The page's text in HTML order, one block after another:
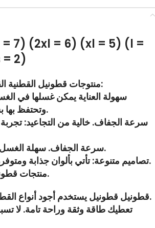
7) (2xl = 6) (xl = 5) (l =
2)
منتوجات قطونيل القطنية القطنية الأفضل عالميًا:
وتحتفظ بها بشكل كامل ومقاسها.
– سرعة الجفاف. سهلة الغسل وتجسلف بسرعة.
– تصاميم متنوعة: تأتي بألوان جذابة ومتوفرة بمقاييس متعددة.
منتجات قطونيل: تستحقها أسرتك.
قطونيل قطونيل يستخدم أجود أنواع القطن في تصنيع منتجاته.
تعطيك طاقة وثقة وراحة تامة. لا